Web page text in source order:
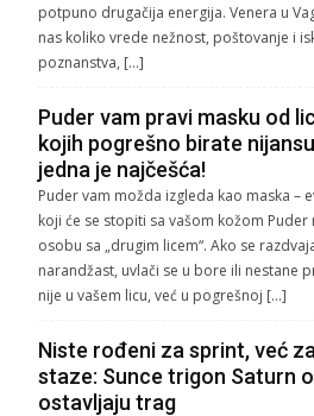
potpuno drugačija energija. Venera u
nas koliko vrede nežnost, poštovanje i
poznanstva, […]
Puder vam pravi masku od
kojih pogrešno birate
jedna je najčešća!
Puder vam možda izgleda kao maska –
koji će se stopiti sa vašom kožom
osobu sa „drugim licem“. Ako se
narandžast, uvlači se u bore ili nestane
nije u vašem licu, već u pogrešnoj […]
Niste rođeni za sprint, već
staze: Sunce trigon Saturn
ostavljaju trag